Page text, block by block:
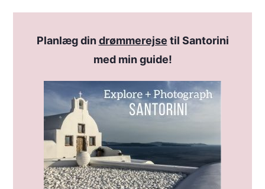
Planlæg dindrømmerejse til Santorini
med min guide!